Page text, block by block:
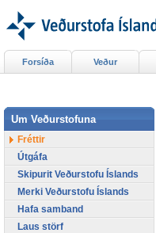
Forsíða Veður
Um Veðurstofuna
Fréttir
Útgáfa
Skipurit Veðurstofu Íslands
Merki Veðurstofu Íslands
Hafa samband
Laus störf